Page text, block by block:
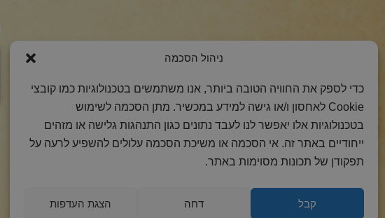
ניהול הסכמה
כדי לספק את החוויה הטובה ביותר, אנו משתמשים בטכנולוגיות כמו קובצי
Cookie לאחסון ו/או גישה למידע במכשיר. מתן הסכמה לשימוש
בטכנולוגיות אלו יאפשר לנו לעבד נתונים כגון התנהגות גלישה או מזהים
ייחודיים באתר זה. אי הסכמה או משיכת הסכמה עלולים להשפיע לרעה על
תפקודן של תכונות מסוימות באתר.
קבל דחה הצגת העדפות
הצטרפות למסר היומי
2018 כל הזכויות